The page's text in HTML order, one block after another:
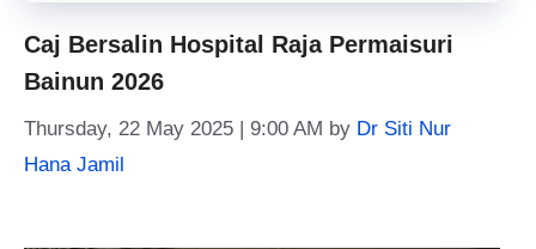
Caj Bersalin Hospital Raja Permaisuri
Bainun 2026
Thursday, 22 May 2025 | 9:00 AM by Dr Siti Nur
Hana Jamil